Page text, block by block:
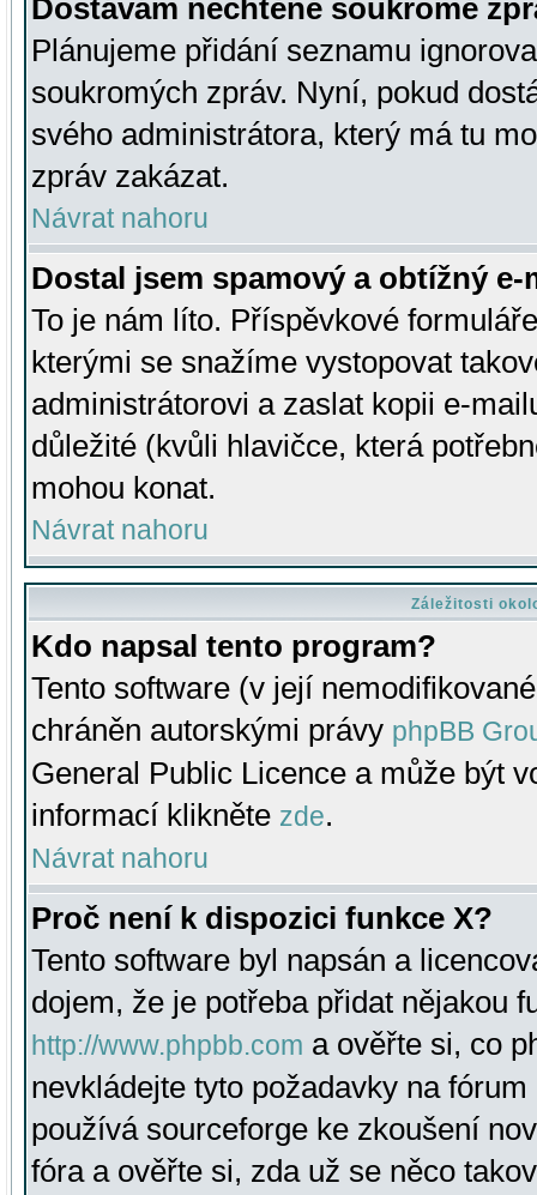
Dostávám nechtěné soukromé
Plánujeme přidání seznamu
soukromých zpráv. Nyní, pokud
svého administrátora, který má tu
zpráv zakázat.
Návrat nahoru
Dostal jsem spamový a obtížný
To je nám líto. Příspěvkové
kterými se snažíme vystopovat
administrátorovi a zaslat kopii e-
důležité (kvůli hlavičce, která
mohou konat.
Návrat nahoru
Záležitosti
Kdo napsal tento program?
Tento software (v její
chráněn autorskými právy phpBB
General Public Licence a může být
informací klikněte zde.
Návrat nahoru
Proč není k dispozici funkce X?
Tento software byl napsán a
dojem, že je potřeba přidat nějakou
http://www.phpbb.com a ověřte si, co
nevkládejte tyto požadavky na
používá sourceforge ke zkoušení
fóra a ověřte si, zda už se něco